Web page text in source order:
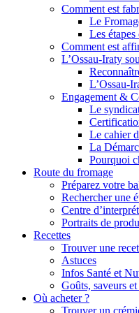
Comment est
Le
Les
Comment est
L’Ossau-Iraty
L’Ossau-
Engagement &
Le
Le cahier
La
Pourquoi
Route du fromage
Préparez votre
Rechercher une
Centre
Portraits de
Recettes
Trouver une
Astuces
Infos Santé et
Goûts, saveurs
Où acheter ?
Trouver un